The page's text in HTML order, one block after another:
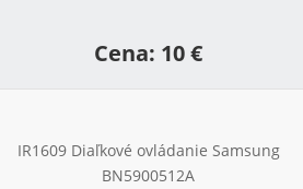
Cena: 10 €
IR1609 Diaľkové ovládanie Samsung
BN5900512A